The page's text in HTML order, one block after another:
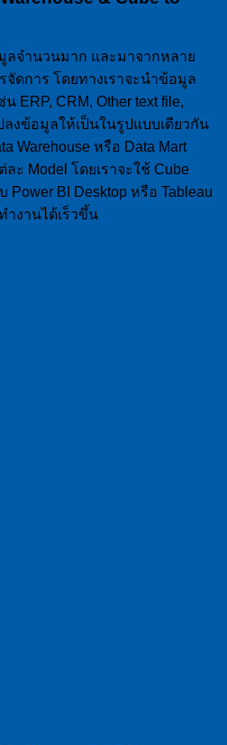
จำนวนมาก และมาจากหลาย
ดการ โดยทางเราจะนำข้อมูล
ERP, CRM, Other text file,
งข้อมูลให้เป็นในรูปแบบเดียวกัน
Warehouse หรือ Data Mart
ะ Model โดยเราจะใช้ Cube
Power BI Desktop หรือ Tableau
ำงานได้เร็วขึ้น